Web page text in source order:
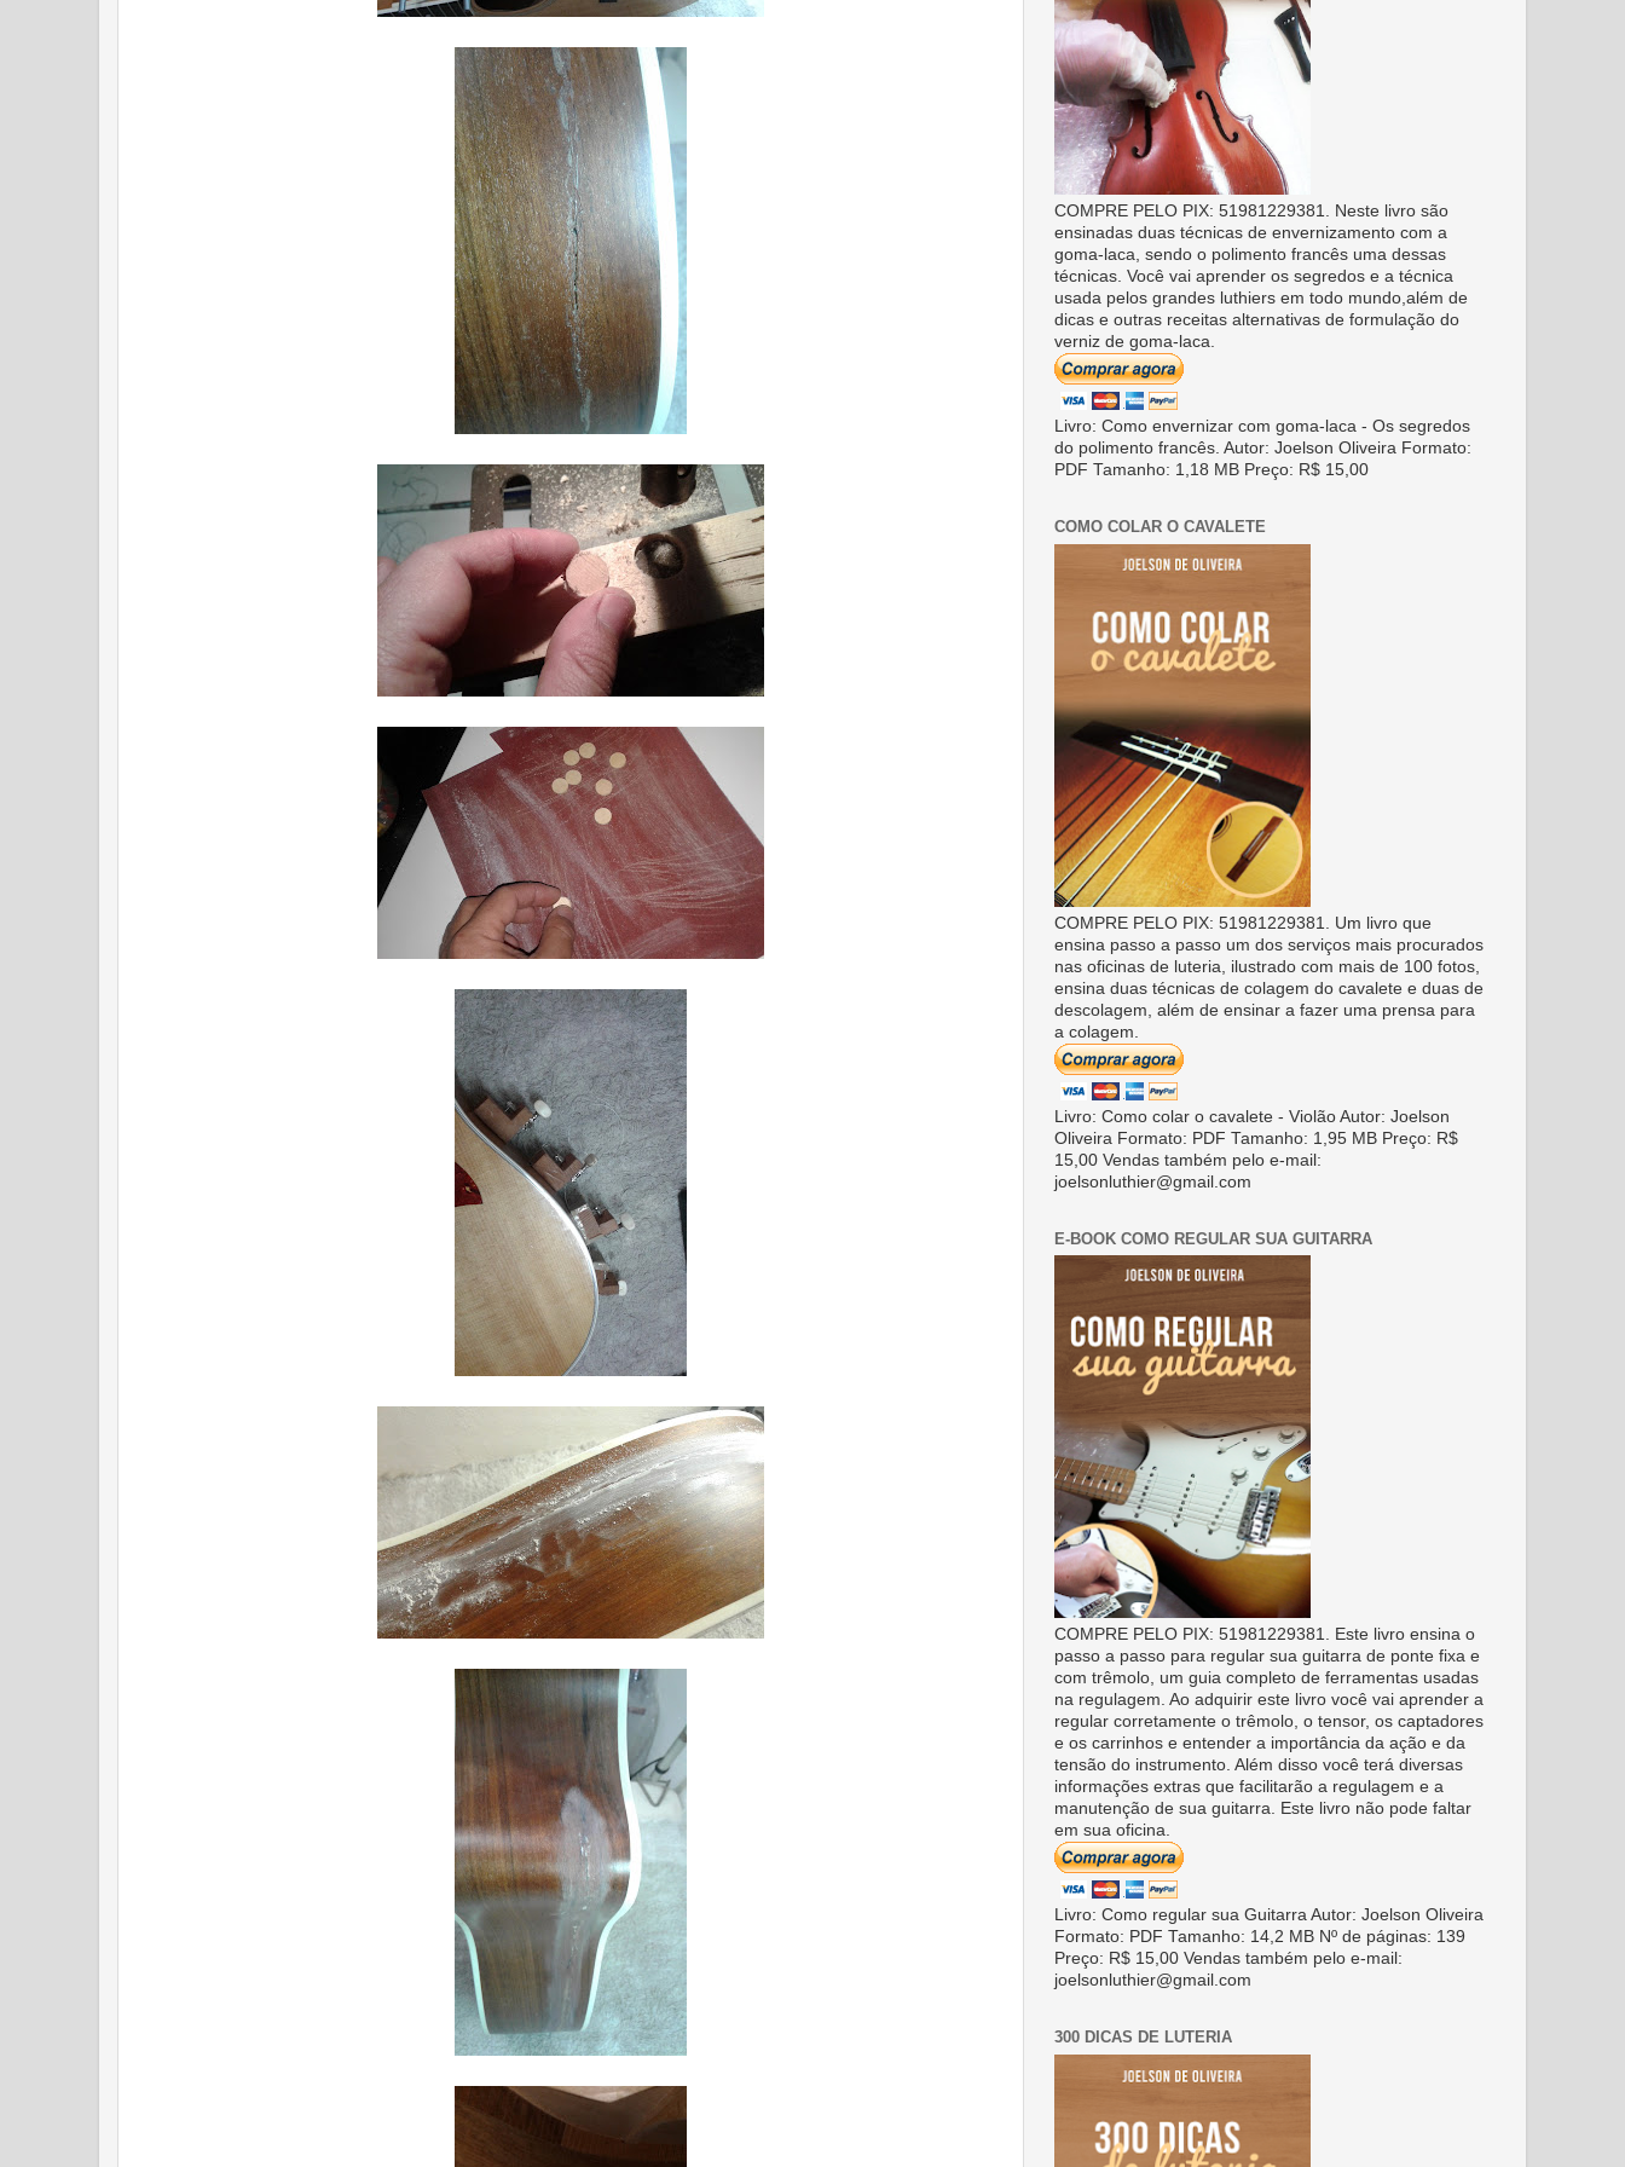
COMPRE PELO PIX: 51981229381. Neste livro são
ensinadas duas técnicas de envernizamento com a
goma-laca, sendo o polimento francês uma dessas
técnicas. Você vai aprender os segredos e a técnica
usada pelos grandes luthiers em todo mundo,além de
dicas e outras receitas alternativas de formulação do
verniz de goma-laca.
Livro: Como envernizar com goma-laca - Os segredos
do polimento francês. Autor: Joelson Oliveira Formato:
PDF Tamanho: 1,18 MB Preço: R$ 15,00
COMO COLAR O CAVALETE
COMPRE PELO PIX: 51981229381. Um livro que
ensina passo a passo um dos serviços mais procurados
nas oficinas de luteria, ilustrado com mais de 100 fotos,
ensina duas técnicas de colagem do cavalete e duas de
descolagem, além de ensinar a fazer uma prensa para
a colagem.
Livro: Como colar o cavalete - Violão Autor: Joelson
Oliveira Formato: PDF Tamanho: 1,95 MB Preço: R$
15,00 Vendas também pelo e-mail:
joelsonluthier@gmail.com
E-BOOK COMO REGULAR SUA GUITARRA
COMPRE PELO PIX: 51981229381. Este livro ensina o
passo a passo para regular sua guitarra de ponte fixa e
com trêmolo, um guia completo de ferramentas usadas
na regulagem. Ao adquirir este livro você vai aprender a
regular corretamente o trêmolo, o tensor, os captadores
e os carrinhos e entender a importância da ação e da
tensão do instrumento. Além disso você terá diversas
informações extras que facilitarão a regulagem e a
manutenção de sua guitarra. Este livro não pode faltar
em sua oficina.
Livro: Como regular sua Guitarra Autor: Joelson Oliveira
Formato: PDF Tamanho: 14,2 MB Nº de páginas: 139
Preço: R$ 15,00 Vendas também pelo e-mail:
joelsonluthier@gmail.com
300 DICAS DE LUTERIA